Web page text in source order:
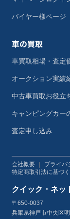
バイヤー様ページ
車の買取
車買取相場・査
オークション実績
中古車買取お役立
キャンピングカー
査定申し込み
会社概要 プライバ
特定商取引法に基づ
クイック・ネッ
〒650-0037
兵庫県神戸市中央区